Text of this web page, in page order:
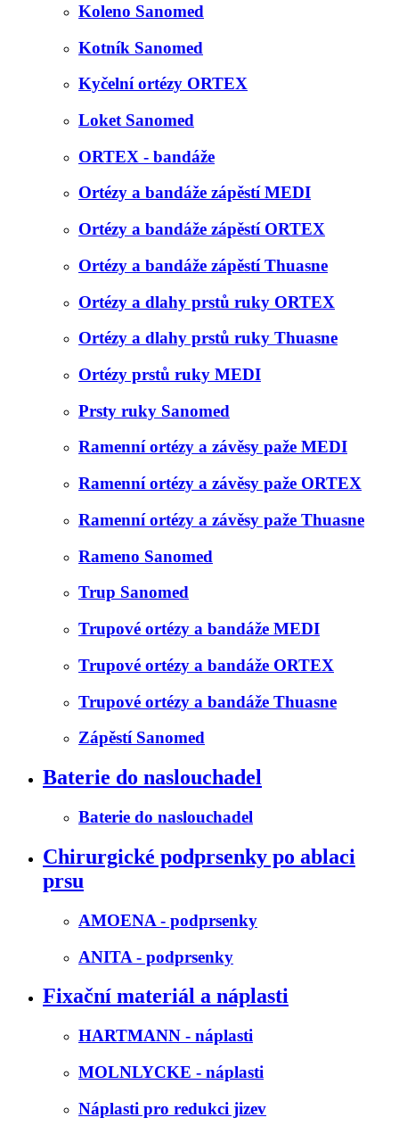
Koleno Sanomed
Kotník Sanomed
Kyčelní ortézy ORTEX
Loket Sanomed
ORTEX - bandáže
Ortézy a bandáže zápěstí MEDI
Ortézy a bandáže zápěstí ORTEX
Ortézy a bandáže zápěstí Thuasne
Ortézy a dlahy prstů ruky ORTEX
Ortézy a dlahy prstů ruky Thuasne
Ortézy prstů ruky MEDI
Prsty ruky Sanomed
Ramenní ortézy a závěsy paže MEDI
Ramenní ortézy a závěsy paže ORTEX
Ramenní ortézy a závěsy paže Thuasne
Rameno Sanomed
Trup Sanomed
Trupové ortézy a bandáže MEDI
Trupové ortézy a bandáže ORTEX
Trupové ortézy a bandáže Thuasne
Zápěstí Sanomed
Baterie do naslouchadel
Baterie do naslouchadel
Chirurgické podprsenky po ablaci
prsu
AMOENA - podprsenky
ANITA - podprsenky
Fixační materiál a náplasti
HARTMANN - náplasti
MOLNLYCKE - náplasti
Náplasti pro redukci jizev